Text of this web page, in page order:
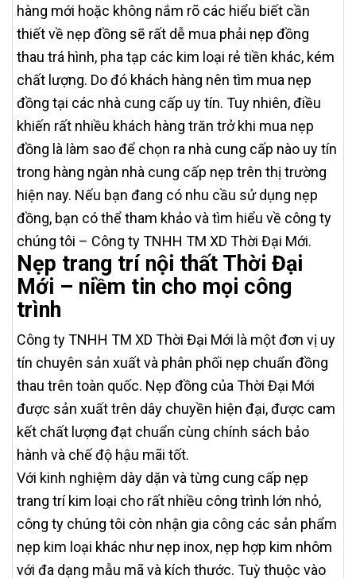
hàng mới hoặc không nắm rõ các hiểu biết cần
thiết về nẹp đồng sẽ rất dễ mua phải nẹp đồng
thau trá hình, pha tạp các kim loại rẻ tiền khác, kém
chất lượng. Do đó khách hàng nên tìm mua nẹp
đồng tại các nhà cung cấp uy tín. Tuy nhiên, điều
khiến rất nhiều khách hàng trăn trở khi mua nẹp
đồng là làm sao để chọn ra nhà cung cấp nào uy tín
trong hàng ngàn nhà cung cấp nẹp trên thị trường
hiện nay. Nếu bạn đang có nhu cầu sử dụng nẹp
đồng, bạn có thể tham khảo và tìm hiểu về công ty
chúng tôi – Công ty TNHH TM XD Thời Đại Mới.
Nẹp trang trí nội thất Thời Đại
Mới – niềm tin cho mọi công
trình
Công ty TNHH TM XD Thời Đại Mới là một đơn vị uy
tín chuyên sản xuất và phân phối nẹp chuẩn đồng
thau trên toàn quốc. Nẹp đồng của Thời Đại Mới
được sản xuất trên dây chuyền hiện đại, được cam
kết chất lượng đạt chuẩn cùng chính sách bảo
hành và chế độ hậu mãi tốt.
Với kinh nghiệm dày dặn và từng cung cấp nẹp
trang trí kim loại cho rất nhiều công trình lớn nhỏ,
công ty chúng tôi còn nhận gia công các sản phẩm
nẹp kim loại khác như nẹp inox, nẹp hợp kim nhôm
với đa dạng mẫu mã và kích thước. Tuỳ thuộc vào